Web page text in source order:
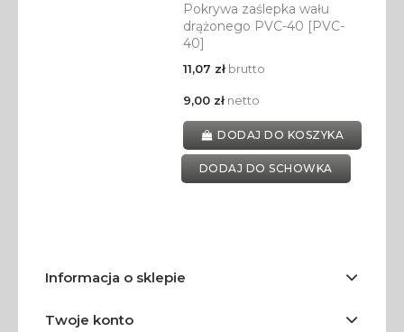
Pokrywa zaślepka wału
drążonego PVC-40 [PVC-
40]
11,07 złbrutto
9,00 złnetto
DODAJ DO KOSZYKA
DODAJ DO SCHOWKA
Informacja o sklepie
Twoje konto